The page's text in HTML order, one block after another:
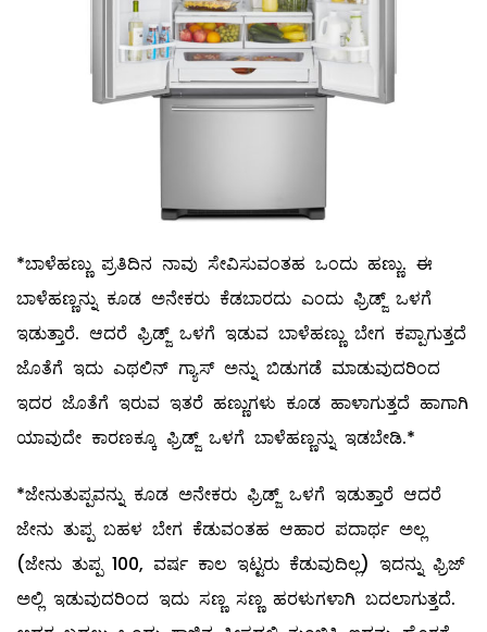
*ಬಾಳೆಹಣ್ಣು ಪ್ರತಿದಿನ ನಾವು ಸೇವಿಸುವಂತಹ ಒಂದು ಹಣ್ಣು. ಈ
ಬಾಳೆಹಣ್ಣನ್ನು ಕೂಡ ಅನೇಕರು ಕೆಡಬಾರದು ಎಂದು ಫ್ರಿಡ್ಜ್ ಒಳಗೆ
ಇಡುತ್ತಾರೆ. ಆದರೆ ಫ್ರಿಡ್ಜ್ ಒಳಗೆ ಇಡುವ ಬಾಳೆಹಣ್ಣು ಬೇಗ ಕಪ್ಪಾಗುತ್ತದೆ
ಜೊತೆಗೆ ಇದು ಎಥಲಿನ್ ಗ್ಯಾಸ್ ಅನ್ನು ಬಿಡುಗಡೆ ಮಾಡುವುದರಿಂದ
ಇದರ ಜೊತೆಗೆ ಇರುವ ಇತರೆ ಹಣ್ಣುಗಳು ಕೂಡ ಹಾಳಾಗುತ್ತದೆ ಹಾಗಾಗಿ
ಯಾವುದೇ ಕಾರಣಕ್ಕೂ ಫ್ರಿಡ್ಜ್ ಒಳಗೆ ಬಾಳೆಹಣ್ಣನ್ನು ಇಡಬೇಡಿ.*
*ಜೇನುತುಪ್ಪವನ್ನು ಕೂಡ ಅನೇಕರು ಫ್ರಿಡ್ಜ್ ಒಳಗೆ ಇಡುತ್ತಾರೆ ಆದರೆ
ಜೇನು ತುಪ್ಪ ಬಹಳ ಬೇಗ ಕೆಡುವಂತಹ ಆಹಾರ ಪದಾರ್ಥ ಅಲ್ಲ
(ಜೇನು ತುಪ್ಪ 100, ವರ್ಷ ಕಾಲ ಇಟ್ಟರು ಕೆಡುವುದಿಲ್ಲ) ಇದನ್ನು ಫ್ರಿಜ್
ಅಲ್ಲಿ ಇಡುವುದರಿಂದ ಇದು ಸಣ್ಣ ಸಣ್ಣ ಹರಳುಗಳಾಗಿ ಬದಲಾಗುತ್ತದೆ.